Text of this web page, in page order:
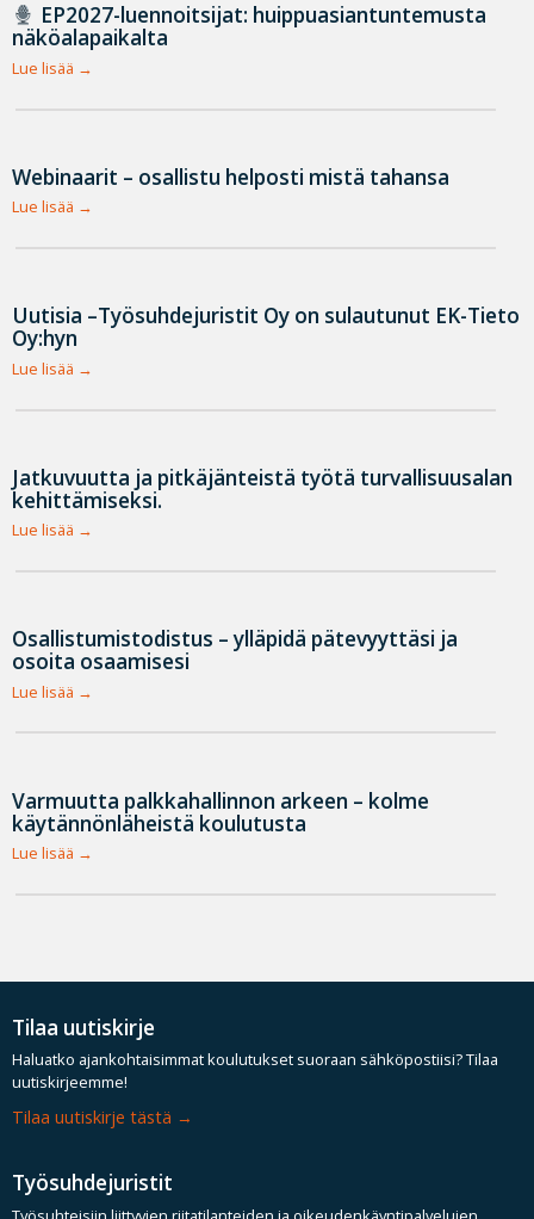
EP2027-luennoitsijat: huippuasiantuntemusta
näköalapaikalta
Lue lisää
Webinaarit – osallistu helposti mistä tahansa
Lue lisää
Uutisia –Työsuhdejuristit Oy on sulautunut EK-Tieto
Oy:hyn
Lue lisää
Jatkuvuutta ja pitkäjänteistä työtä turvallisuusalan
kehittämiseksi.
Lue lisää
Osallistumistodistus – ylläpidä pätevyyttäsi ja
osoita osaamisesi
Lue lisää
Varmuutta palkkahallinnon arkeen – kolme
käytännönläheistä koulutusta
Lue lisää
Tilaa uutiskirje
Haluatko ajankohtaisimmat koulutukset suoraan sähköpostiisi? Tilaa
uutiskirjeemme!
Tilaa uutiskirje tästä
Työsuhdejuristit